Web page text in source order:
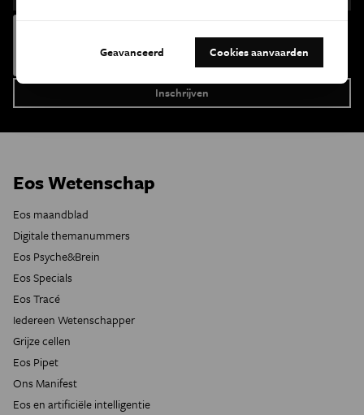
Eos Wetenschap
Eos maandblad
Digitale themanummers
Eos Psyche&Brein
Eos Specials
Eos Tracé
Iedereen Wetenschapper
Grijze cellen
Eos Pipet
Ons Manifest
Eos en artificiële intelligentie
Geavanceerd Cookies aanvaarden